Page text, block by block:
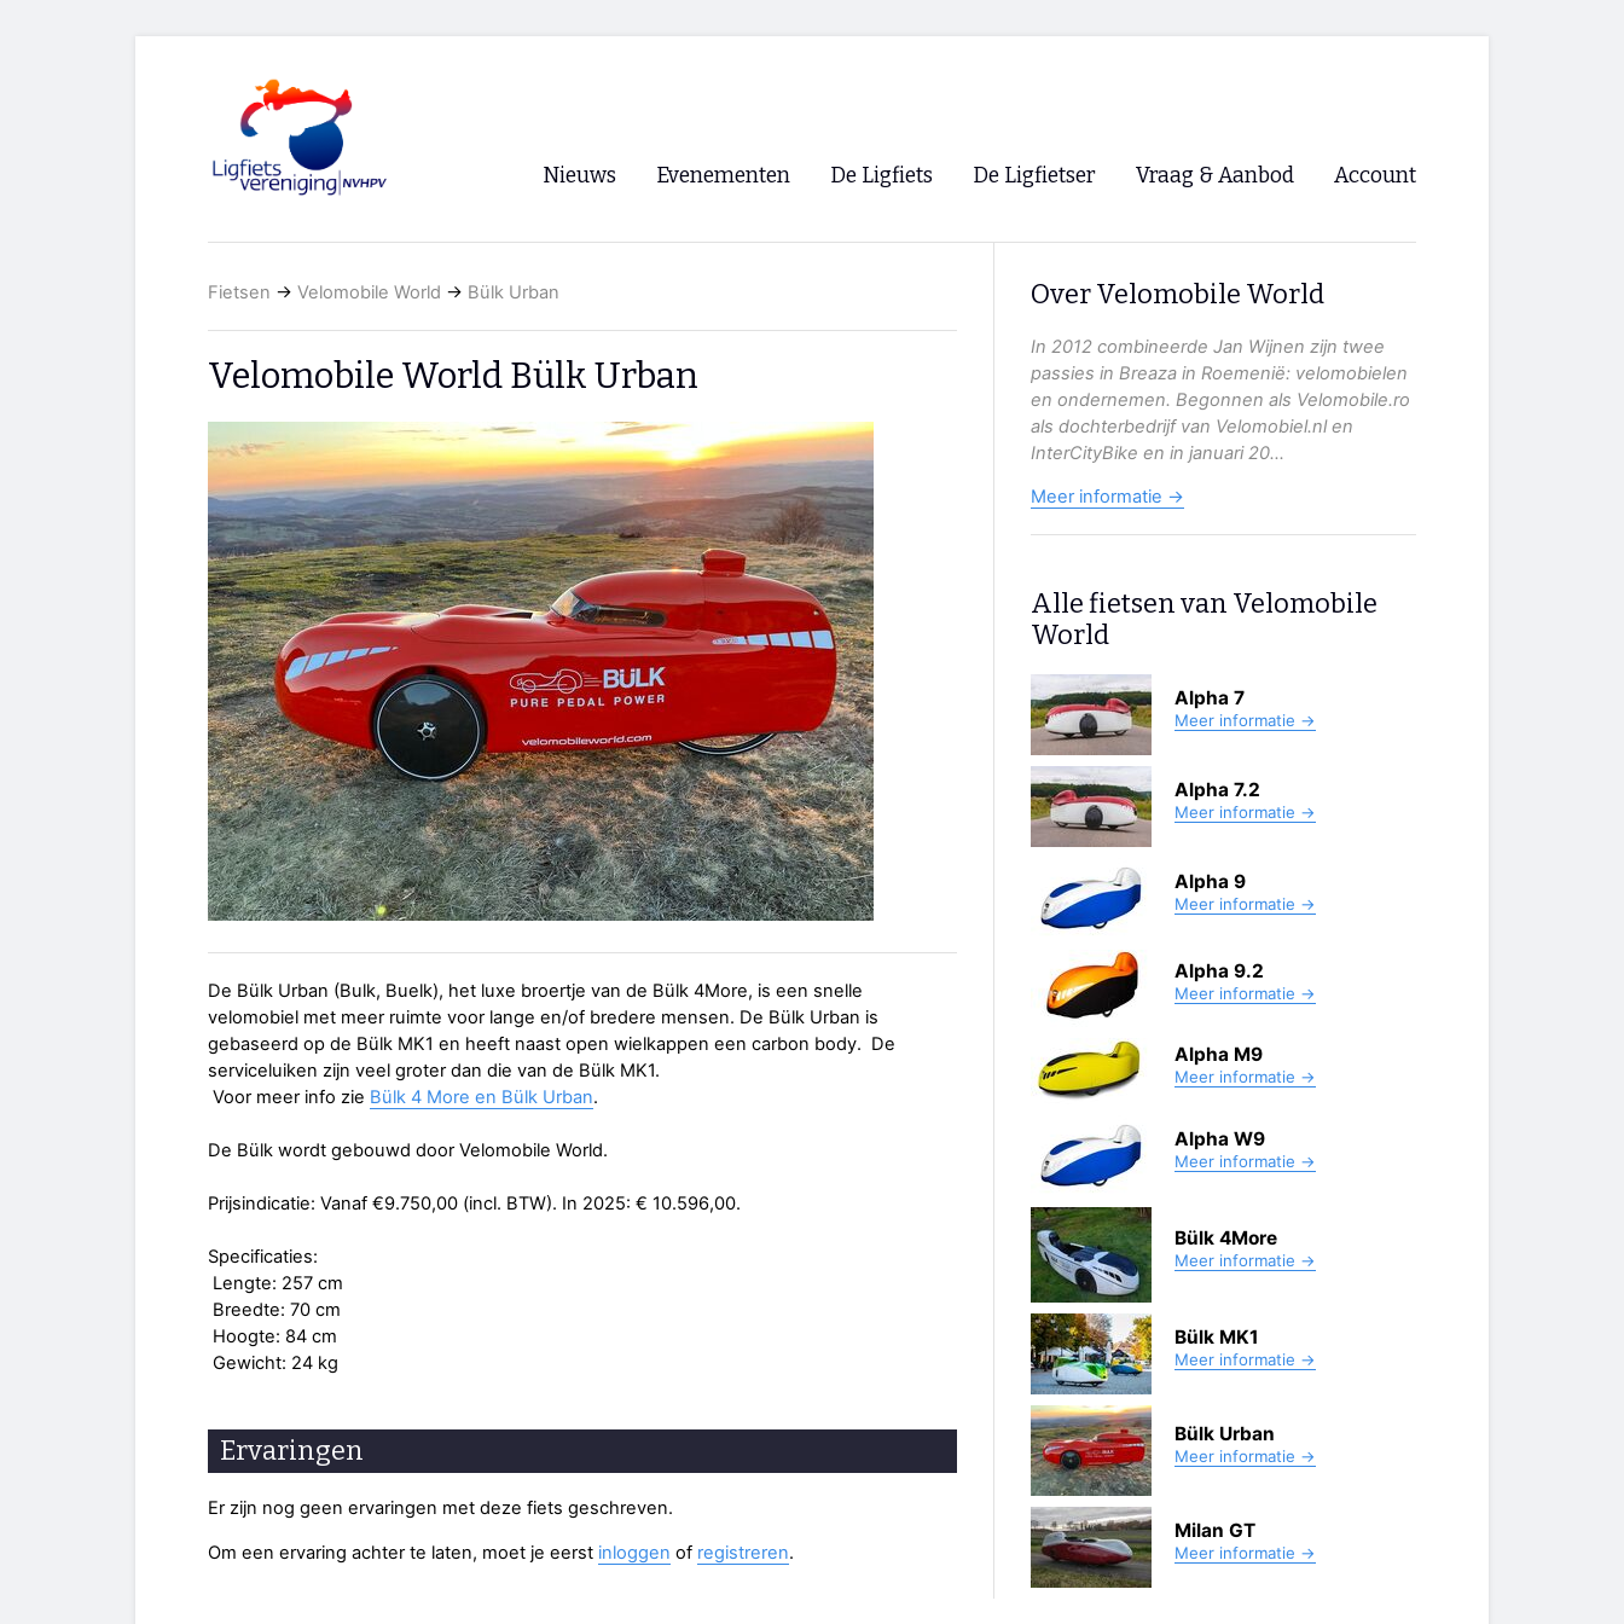
Nieuws
RSS
Evenementen
WK Ligfietsen 2026
CycleVision
Oliebollentocht
De Ligfiets De Ligfietser
Ligfietsvereninging NVHPV
Lokale Fietsverenigingen
EHPVA & EuSupino 🡺
Forum ligfietsers.nl 🡺
Vraag & Aanbod Account
Fietsen → Velomobile World → Bülk Urban
Velomobile World Bülk Urban
De Bülk Urban (Bulk, Buelk), het luxe broertje van de Bülk 4More, is een snelle
velomobiel met meer ruimte voor lange en/of bredere mensen. De Bülk Urban is
gebaseerd op de Bülk MK1 en heeft naast open wielkappen een carbon body. De
serviceluiken zijn veel groter dan die van de Bülk MK1.
Voor meer info zie Bülk 4 More en Bülk Urban.
De Bülk wordt gebouwd door Velomobile World.
Prijsindicatie: Vanaf €9.750,00 (incl. BTW). In 2025: € 10.596,00.
Specificaties:
Lengte: 257 cm
Breedte: 70 cm
Hoogte: 84 cm
Gewicht: 24 kg
Ervaringen
Er zijn nog geen ervaringen met deze fiets geschreven.
Om een ervaring achter te laten, moet je eerst inloggen of registreren.
Over Velomobile World
In 2012 combineerde Jan Wijnen zijn twee
passies in Breaza in Roemenië: velomobielen
en ondernemen. Begonnen als Velomobile.ro
als dochterbedrijf van Velomobiel.nl en
InterCityBike en in januari 20...
Meer informatie →
Alle fietsen van Velomobile
World
Alpha 7
Meer informatie →
Alpha 7.2
Meer informatie →
Alpha 9
Meer informatie →
Alpha 9.2
Meer informatie →
Alpha M9
Meer informatie →
Alpha W9
Meer informatie →
Bülk 4More
Meer informatie →
Bülk MK1
Meer informatie →
Bülk Urban
Meer informatie →
Milan GT
Meer informatie →